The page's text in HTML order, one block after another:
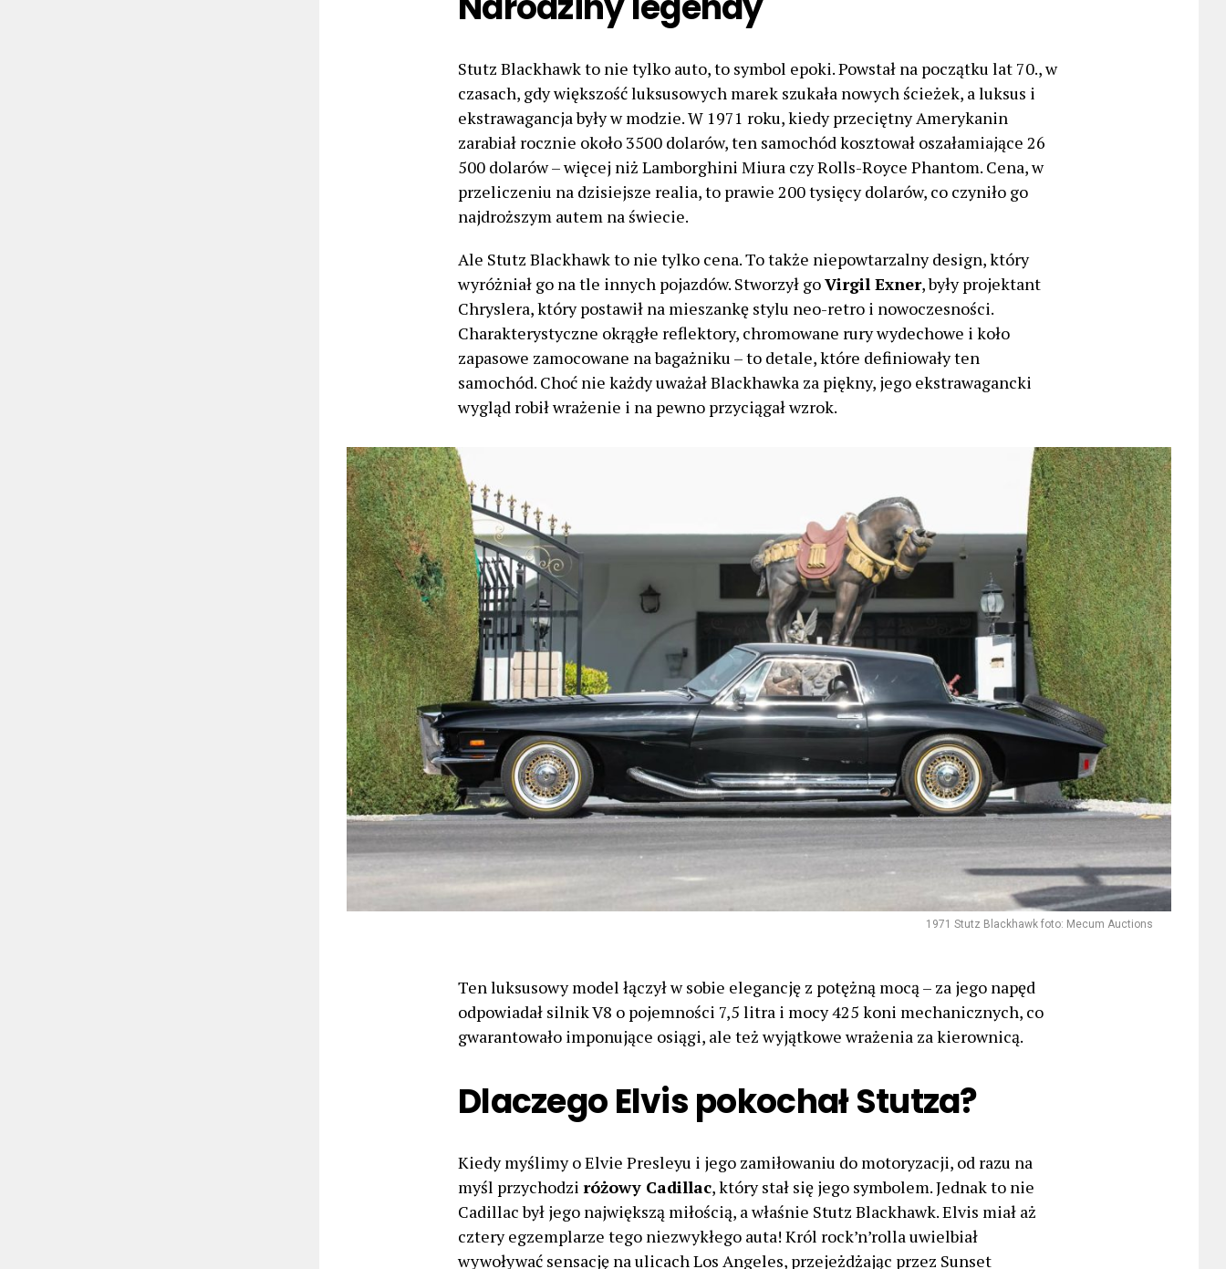
Stutz Blackhawk to nie tylko auto, to symbol epoki. Powstał na początku lat 70., w
czasach, gdy większość luksusowych marek szukała nowych ścieżek, a luksus i
ekstrawagancja były w modzie. W 1971 roku, kiedy przeciętny Amerykanin
zarabiał rocznie około 3500 dolarów, ten samochód kosztował oszałamiające 26
500 dolarów – więcej niż Lamborghini Miura czy Rolls-Royce Phantom. Cena, w
przeliczeniu na dzisiejsze realia, to prawie 200 tysięcy dolarów, co czyniło go
najdroższym autem na świecie.
Ale Stutz Blackhawk to nie tylko cena. To także niepowtarzalny design, który
wyróżniał go na tle innych pojazdów. Stworzył goVirgil Exner, były projektant
Chryslera, który postawił na mieszankę stylu neo-retro i nowoczesności.
Charakterystyczne okrągłe reflektory, chromowane rury wydechowe i koło
zapasowe zamocowane na bagażniku – to detale, które definiowały ten
samochód. Choć nie każdy uważał Blackhawka za piękny, jego ekstrawagancki
wygląd robił wrażenie i na pewno przyciągał wzrok.
1971 Stutz Blackhawk foto: Mecum Auctions
Ten luksusowy model łączył w sobie elegancję z potężną mocą – za jego napęd
odpowiadał silnik V8 o pojemności 7,5 litra i mocy 425 koni mechanicznych, co
gwarantowało imponujące osiągi, ale też wyjątkowe wrażenia za kierownicą.
Dlaczego Elvis pokochał Stutza?
Kiedy myślimy o Elvie Presleyu i jego zamiłowaniu do motoryzacji, od razu na
myśl przychodzi różowy Cadillac, który stał się jego symbolem. Jednak to nie
Cadillac był jego największą miłością, a właśnie Stutz Blackhawk. Elvis miał aż
cztery egzemplarze tego niezwykłego auta! Król rock’n’rolla uwielbiał
wywoływać sensację na ulicach Los Angeles, przejeżdżając przez Sunset